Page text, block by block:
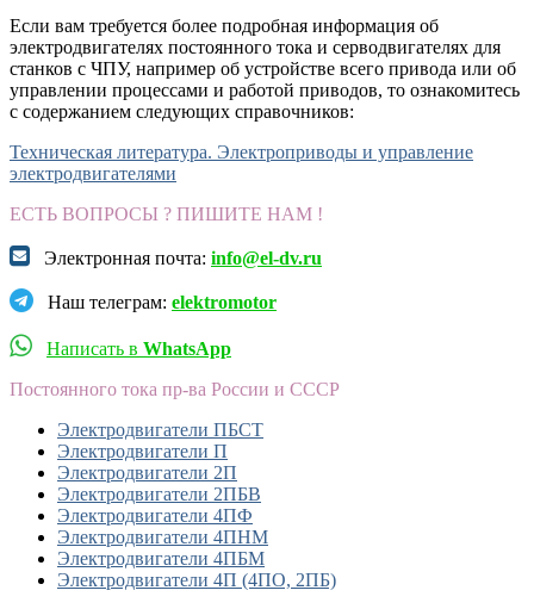
Если вам требуется более подробная информация об
электродвигателях постоянного тока и серводвигателях для
станков с ЧПУ, например об устройстве всего привода или об
управлении процессами и работой приводов, то ознакомитесь
с содержанием следующих справочников:
Техническая литература. Электроприводы и управление
электродвигателями
ЕСТЬ ВОПРОСЫ ? ПИШИТЕ НАМ !
Электронная почта: info@el-dv.ru
Наш телеграм: elektromotor
Написать в WhatsApp
Постоянного тока пр-ва России и СССР
Электродвигатели ПБСТ
Электродвигатели П
Электродвигатели 2П
Электродвигатели 2ПБВ
Электродвигатели 4ПФ
Электродвигатели 4ПНМ
Электродвигатели 4ПБМ
Электродвигатели 4П (4ПО, 2ПБ)